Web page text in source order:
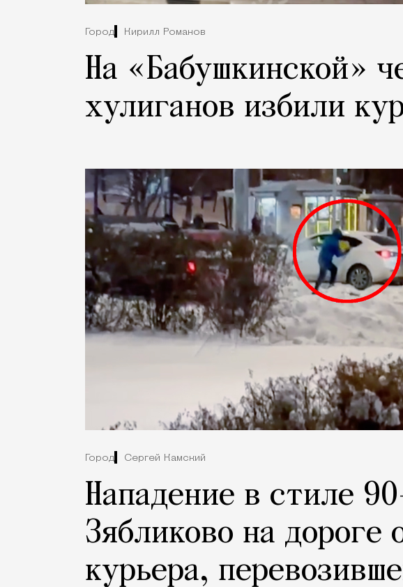
Город Кирилл Романов
На «Бабушкинской»
хулиганов избили
Город Сергей Камский
Нападение в стиле
Зябликово на дороге
курьера,